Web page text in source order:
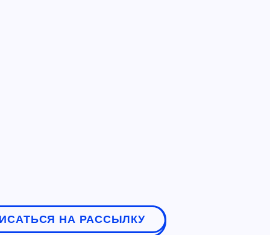
НА РАССЫЛКУ